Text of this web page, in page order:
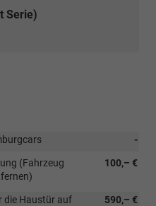
Serie)
-
100,– €
(Fahrzeug
590,– €
die Haustür auf